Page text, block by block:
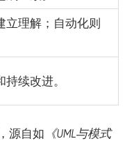
立理解；自动化则
续改进。
源自如 《UML与模式